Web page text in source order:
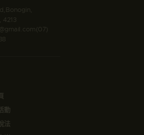
4213
(07)
動
法